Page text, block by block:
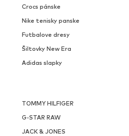
Crocs pánske
Nike tenisky panske
Futbalove dresy
Šiltovky New Era
Adidas slapky
TOMMY HILFIGER
G-STAR RAW
JACK & JONES